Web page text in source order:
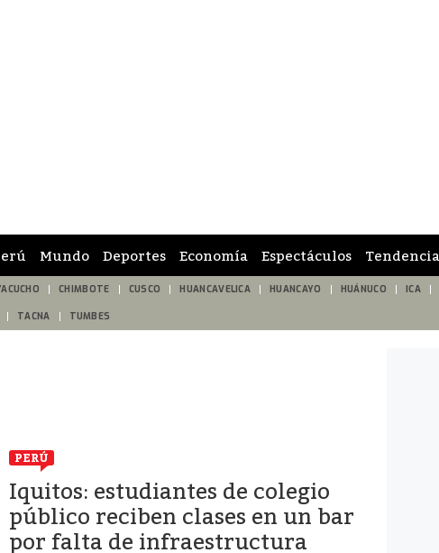
Mundo Deportes Economía Espectáculos Tendencia
CHIMBOTE CUSCO HUANCAVELICA HUANCAYO HUÁNUCO ICA
TACNA TUMBES
PERÚ
Iquitos: estudiantes de colegio
público reciben clases en un bar
por falta de infraestructura